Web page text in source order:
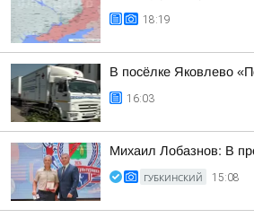
18:19
В посёлке Яковлево
16:03
Михаил Лобазнов: В
ГУБКИНСКИЙ 15:08